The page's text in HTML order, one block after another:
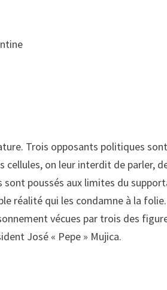
Trois opposants politiques
on leur interdit de parler,
sont poussés aux limites du
réalité qui les condamne à la folie.
vécues par trois des
José « Pepe » Mujica.